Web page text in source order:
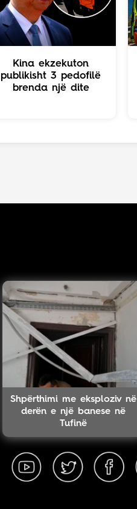
Kina ekzekuton
publikisht 3 pedofilë
brenda një dite
Shpërthimi me eksploziv në
derën e një banese në
Tufinë